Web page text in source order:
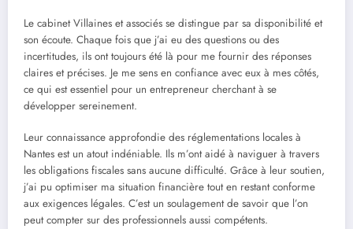
Le cabinet Villaines et associés se distingue par sa disponibilité et
son écoute. Chaque fois que j’ai eu des questions ou des
incertitudes, ils ont toujours été là pour me fournir des réponses
claires et précises. Je me sens en confiance avec eux à mes côtés,
ce qui est essentiel pour un entrepreneur cherchant à se
développer sereinement.
Leur connaissance approfondie des réglementations locales à
Nantes est un atout indéniable. Ils m’ont aidé à naviguer à travers
les obligations fiscales sans aucune difficulté. Grâce à leur soutien,
j’ai pu optimiser ma situation financière tout en restant conforme
aux exigences légales. C’est un soulagement de savoir que l’on
peut compter sur des professionnels aussi compétents.